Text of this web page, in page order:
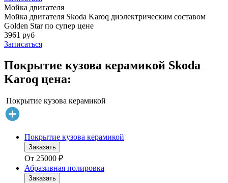
Мойка двигателя
Мойка двигателя Skoda Karoq диэлектрическим составом
Golden Star по супер цене
3961 руб
Записаться
Покрытие кузова керамикой Skoda
Karoq цена:
Покрытие кузова керамикой
Покрытие кузова керамикой
Заказать
От 25000 ₽
Абразивная полировка
Заказать